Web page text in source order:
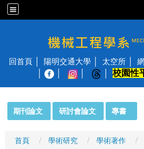
國立陽明交通大學 機
回首頁 陽明交通大學 太空所
校園性
期刊論文 研討會論文 專書
首頁 學術研究 學術著作